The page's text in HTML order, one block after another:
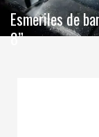
Esmeriles de
8”